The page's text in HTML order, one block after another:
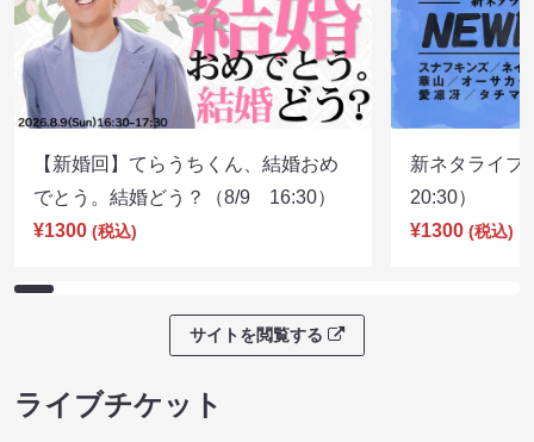
【新婚回】てらうちくん、結婚おめ
でとう。結婚どう？（8/9 16:30）
¥1300 (税込)
新ネタライ
20:30）
¥1300 (税込)
サイトを閲覧する
ライブチケット